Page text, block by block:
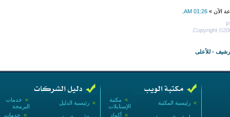
الآن » 01:26 AM
Copyright
- للأعلى
» خدمات
البرمجة
» رئيسية الدليل
» خدمات
» مكتبة
الإستايلات
» رئيسية المكتبة
» أكواد